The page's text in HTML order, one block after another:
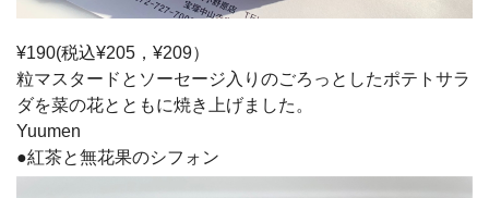
¥190(税込¥205，¥209）
粒マスタードとソーセージ入りのごろっとしたポテトサラ
ダを菜の花とともに焼き上げました。
Yuumen
●紅茶と無花果のシフォン